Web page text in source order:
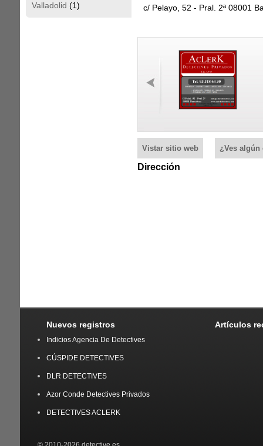
Valladolid (1)
c/ Pelayo, 52 - Pral. 2ª 08001
Vistar sitio web ¿Ves algún
Dirección
Nuevos registros
Indicios Agencia De Detectives
CÚSPIDE DETECTIVES
DLR DETECTIVES
Azor Conde Detectives Privados
DETECTIVES ACLERK
Artículos